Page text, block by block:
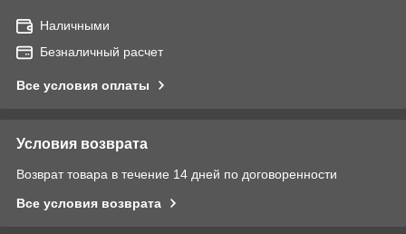
Наличными
Безналичный расчет
Все условия оплаты
Условия возврата
Возврат товара в течение 14 дней по договоренности
Все условия возврата